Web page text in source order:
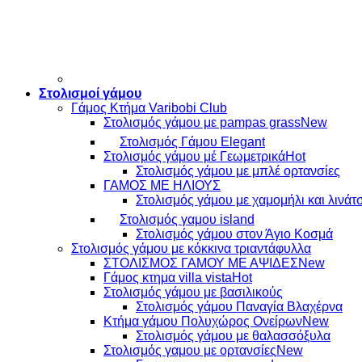
Στολισμοί γάμου
Γάμος Κτήμα Varibobi Club
Στολισμός γάμου με pampas grass
Στολισμός Γάμου Elegant
Στολισμός γάμου μέ Γεωμετρικά
Στολισμός γάμου με μπλέ ορτανσίες
ΓΑΜΟΣ ΜΕ ΗΛΙΟΥΣ
Στολισμός γάμου με χαμομήλι και
Στολισμός γαμου island
Στολισμός γάμου στον Άγιο Κοσμά
Στολισμός γάμου με κόκκινα τριαντάφυλλα
ΣΤΟΛΙΣΜΟΣ ΓΑΜΟΥ ΜΕ ΑΨΙΔΕΣ
Γάμος κτημα villa vista
Στολισμός γάμου με βασιλικούς
Στολισμός γάμου Παναγία Βλαχέρνα
Κτήμα γάμου Πολυχώρος Ονείρων
Στολισμός γάμου με θαλασσόξυλα
Στολισμός γαμου με ορτανσίες